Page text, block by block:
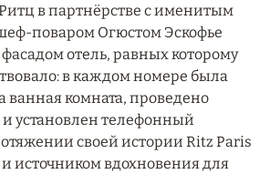
Dorchester Collection
Porte de Versailles
в партнёрстве с именитым
поваром Огюстом Эскофье
фасадом отель, равных которому
в каждом номере была
ванная комната, проведено
и установлен телефонный
своей истории Ritz Paris
источником вдохновения для